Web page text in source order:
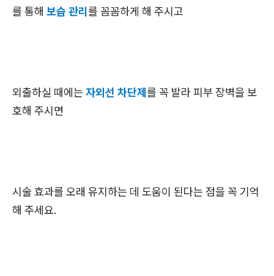
를 통해 보습 관리를 꼼꼼하게 해 주시고
외출하실 때에는 자외선 차단제를 꼭 발라 피부 장벽을 보
호해 주시면
시술 효과를 오래 유지하는 데 도움이 된다는 점을 꼭 기억
해 주세요.